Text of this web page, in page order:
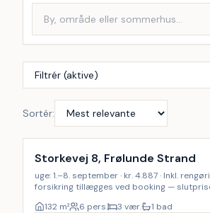
Filtrér (aktive)
Sortér:
Storkevej 8, Frølunde Strand
uge: 1.–8. september · kr. 4.887 · Inkl.
forsikring tillægges ved booking —
132 m² 6 pers. 3 vær. 1 bad